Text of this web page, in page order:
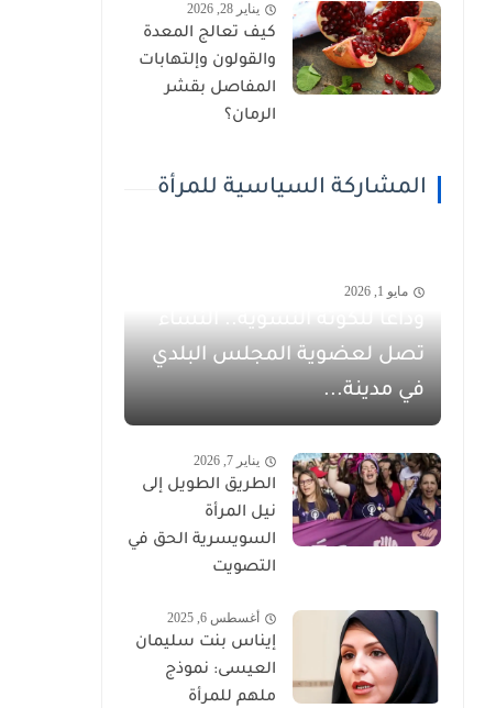
يناير 28, 2026
كيف تعالج المعدة
والقولون وإلتهابات
المفاصل بقشر
الرمان؟
المشاركة السياسية للمرأة
مايو 1, 2026
وداعاً للكوتة النسوية.. النساء
تصل لعضوية المجلس البلدي
في مدينة...
يناير 7, 2026
الطريق الطويل إلى
نيل المرأة
السويسرية الحق في
التصويت
أغسطس 6, 2025
إيناس بنت سليمان
العيسى: نموذج
ملهم للمرأة